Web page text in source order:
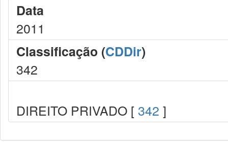
Data
2011
Classificação (CDDir)
342
DIREITO PRIVADO [ 342 ]